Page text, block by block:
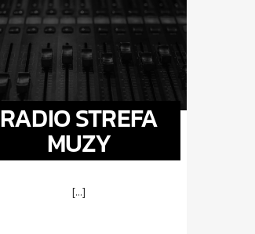
RADIO STREFA
MUZY
[...]